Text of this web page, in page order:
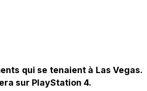
qui se tenaient à Las Vegas.
sur PlayStation 4.